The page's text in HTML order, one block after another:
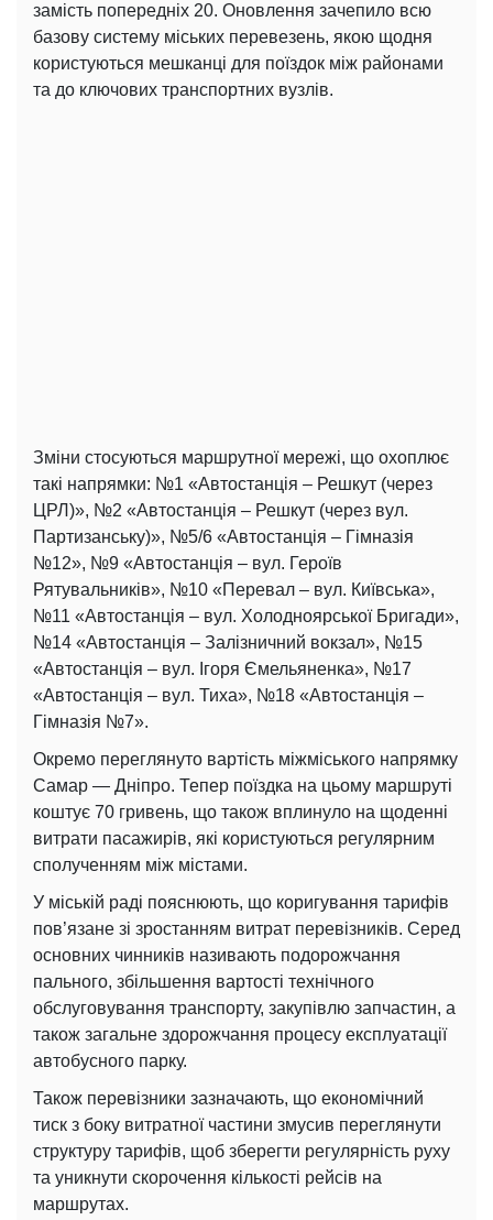
замість попередніх 20. Оновлення зачепило всю
базову систему міських перевезень, якою щодня
користуються мешканці для поїздок між районами
та до ключових транспортних вузлів.
Зміни стосуються маршрутної мережі, що охоплює
такі напрямки: №1 «Автостанція – Решкут (через
ЦРЛ)», №2 «Автостанція – Решкут (через вул.
Партизанську)», №5/6 «Автостанція – Гімназія
№12», №9 «Автостанція – вул. Героїв
Рятувальників», №10 «Перевал – вул. Київська»,
№11 «Автостанція – вул. Холодноярської Бригади»,
№14 «Автостанція – Залізничний вокзал», №15
«Автостанція – вул. Ігоря Ємельяненка», №17
«Автостанція – вул. Тиха», №18 «Автостанція –
Гімназія №7».
Окремо переглянуто вартість міжміського напрямку
Самар — Дніпро. Тепер поїздка на цьому маршруті
коштує 70 гривень, що також вплинуло на щоденні
витрати пасажирів, які користуються регулярним
сполученням між містами.
У міській раді пояснюють, що коригування тарифів
пов’язане зі зростанням витрат перевізників. Серед
основних чинників називають подорожчання
пального, збільшення вартості технічного
обслуговування транспорту, закупівлю запчастин, а
також загальне здорожчання процесу експлуатації
автобусного парку.
Також перевізники зазначають, що економічний
тиск з боку витратної частини змусив переглянути
структуру тарифів, щоб зберегти регулярність руху
та уникнути скорочення кількості рейсів на
маршрутах.